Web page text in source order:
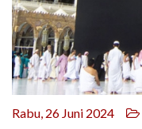
Rabu, 26 Juni 2024